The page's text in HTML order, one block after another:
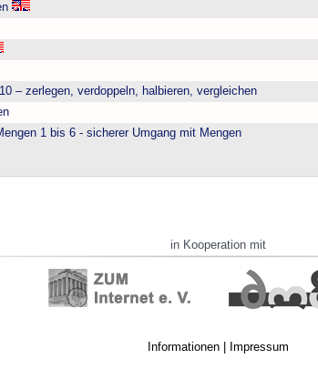
– zerlegen, verdoppeln, halbieren, vergleichen
1 bis 6 - sicherer Umgang mit Mengen
in Kooperation mit
Informationen| Impressum